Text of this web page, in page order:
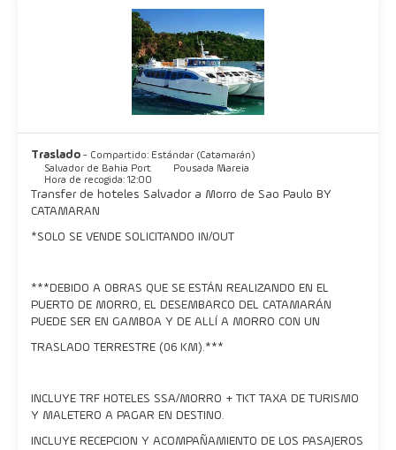
vuelos charter que van desde el aeropuerto de Salvador a la
pista de aterrizaje local o mediante vuelos regulares al
aeropuerto de Valença.
Traslado - Compartido: Estándar (Catamarán)
Salvador de Bahia Port
Pousada Mareia
Hora de recogida: 12:00
Transfer de hoteles Salvador a Morro de Sao Paulo BY
CATAMARAN
*SOLO SE VENDE SOLICITANDO IN/OUT
***DEBIDO A OBRAS QUE SE ESTÁN REALIZANDO EN EL
PUERTO DE MORRO, EL DESEMBARCO DEL CATAMARÁN
PUEDE SER EN GAMBOA Y DE ALLÍ A MORRO CON UN
TRASLADO TERRESTRE (06 KM).***
INCLUYE TRF HOTELES SSA/MORRO + TKT TAXA DE TURISMO
Y MALETERO A PAGAR EN DESTINO.
INCLUYE RECEPCION Y ACOMPAÑAMIENTO DE LOS PASAJEROS